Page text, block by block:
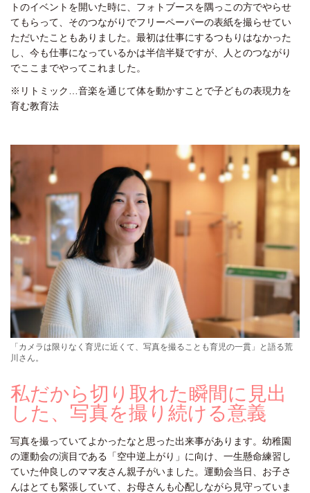
トのイベントを開いた時に、フォトブースを隅っこの方でやらせ
てもらって、そのつながりでフリーペーパーの表紙を撮らせてい
ただいたこともありました。最初は仕事にするつもりはなかった
し、今も仕事になっているかは半信半疑ですが、人とのつながり
でここまでやってこれました。
※リトミック…音楽を通じて体を動かすことで子どもの表現力を
育む教育法
「カメラは限りなく育児に近くて、写真を撮ることも育児の一貫」と語る荒
川さん。
私だから切り取れた瞬間に見出
した、写真を撮り続ける意義
写真を撮っていてよかったなと思った出来事があります。幼稚園
の運動会の演目である「空中逆上がり」に向け、一生懸命練習し
ていた仲良しのママ友さん親子がいました。運動会当日、お子さ
んはとても緊張していて、お母さんも心配しながら見守っていま